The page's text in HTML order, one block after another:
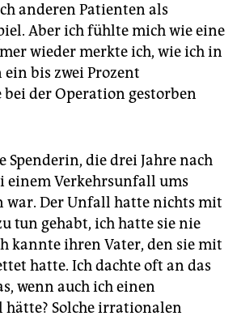
anderen Patienten als
Aber ich fühlte mich wie eine
wieder merkte ich, wie ich in
ein bis zwei Prozent
der Operation gestorben
Spenderin, die drei Jahre nach
einem Verkehrsunfall ums
war. Der Unfall hatte nichts mit
tun gehabt, ich hatte sie nie
kannte ihren Vater, den sie mit
hatte. Ich dachte oft an das
wenn auch ich einen
Solche irrationalen